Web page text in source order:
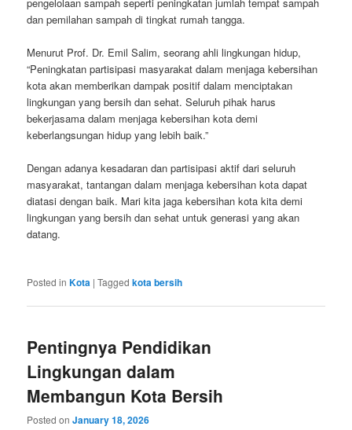
dan pemilahan sampah di tingkat rumah tangga.
Menurut Prof. Dr. Emil Salim, seorang ahli lingkungan hidup,
“Peningkatan partisipasi masyarakat dalam menjaga kebersihan
kota akan memberikan dampak positif dalam menciptakan
lingkungan yang bersih dan sehat. Seluruh pihak harus
bekerjasama dalam menjaga kebersihan kota demi
keberlangsungan hidup yang lebih baik.”
Dengan adanya kesadaran dan partisipasi aktif dari seluruh
masyarakat, tantangan dalam menjaga kebersihan kota dapat
diatasi dengan baik. Mari kita jaga kebersihan kota kita demi
lingkungan yang bersih dan sehat untuk generasi yang akan
datang.
Posted in Kota |Tagged kota bersih
Pentingnya Pendidikan
Lingkungan dalam
Membangun Kota Bersih
Posted onJanuary 18, 2026